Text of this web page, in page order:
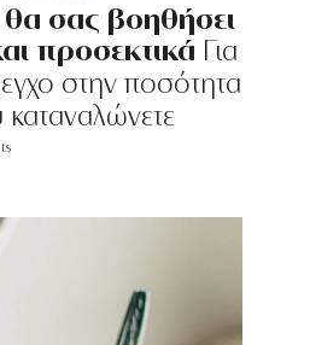
σας βοηθήσει
προσεκτικά Για
στην ποσότητα